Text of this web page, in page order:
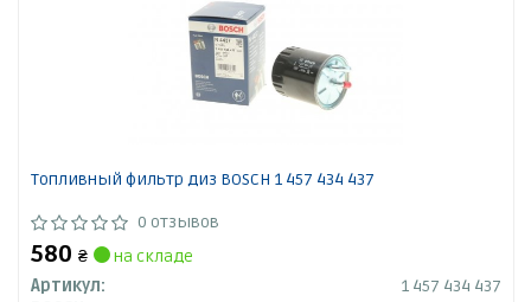
Топливный фильтр диз BOSCH 1 457 434 437
0 отзывов
580 ₴
на складе
Артикул:
1 457 434 437